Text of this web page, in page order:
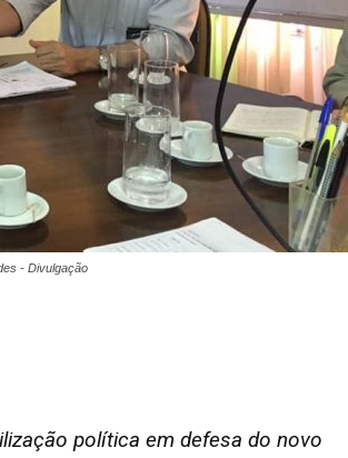
- Divulgação
política em defesa do novo